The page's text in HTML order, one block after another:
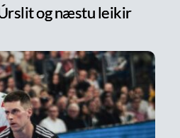
og næstu leikir